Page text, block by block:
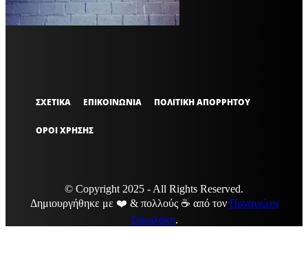
OFFICIAL
ΣΧΕΤΙΚΑ ΕΠΙΚΟΙΝΩΝΙΑ ΠΟΛΙΤΙΚΗ ΑΠΟΡΡΗΤΟΥ
ΟΡΟΙ ΧΡΗΣΗΣ
© Copyright 2025 - All Rights Reserved.
Δημιουργήθηκε με ❤️ & πολλούς ☕ από τον Παναγιώτη
Σακαλάκη.